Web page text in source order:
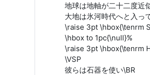
地球は地軸が二十二度近
大地は氷河時代へと入っ
\raise 3pt \hbox{\tenrm
\hbox to 1pc{\null}%
\raise 3pt \hbox{\tenrm
\VSP
彼らは石器を使い\BR